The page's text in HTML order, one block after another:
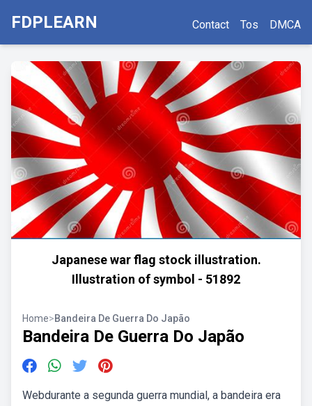
FDPLEARN Contact Tos DMCA
Japanese war flag stock illustration.
Illustration of symbol - 51892
Home>Bandeira De Guerra Do Japão
Bandeira De Guerra Do Japão
Webdurante a segunda guerra mundial, a bandeira era